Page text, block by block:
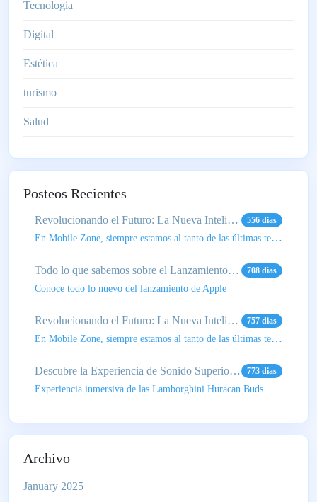
Tecnologia
Digital
Estética
turismo
Salud
Posteos Recientes
Revolucionando el Futuro: La Nueva Inteligencia Artificial de Apple 556 dias
En Mobile Zone, siempre estamos al tanto de las últimas tendencias tecnológicas, y este avance de Ap
Todo lo que sabemos sobre el Lanzamiento del Nuevo iPhone 16 708 dias
Conoce todo lo nuevo del lanzamiento de Apple
Revolucionando el Futuro: La Nueva Inteligencia Artificial de Apple 757 dias
En Mobile Zone, siempre estamos al tanto de las últimas tendencias tecnológicas, y este avance de Ap
Descubre la Experiencia de Sonido Superior del nuevo Lamborghini Huracan 700 TW 773 dias
Experiencia inmersiva de las Lamborghini Huracan Buds
Archivo
January 2025